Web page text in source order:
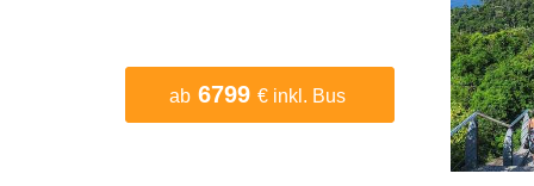
ab 6799 € inkl. Bus